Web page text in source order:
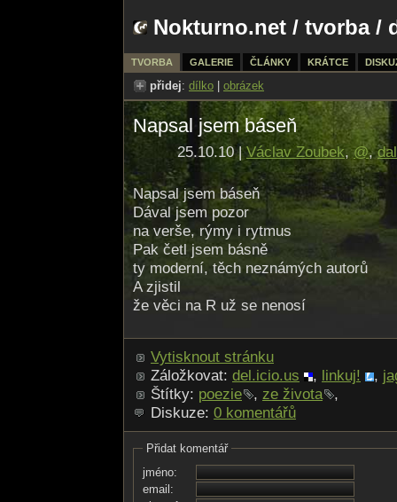
Nokturno.net / tvorba/
TVORBA GALERIE ČLÁNKY KRÁTCE
přidej: dílko obrázek
Napsal jsem báseň
25.10.10 |Václav Zoubek,@,
Napsal jsem báseň
Dával jsem pozor
na verše, rýmy i rytmus
Pak četl jsem básně
ty moderní, těch neznámých autorů
A zjistil
že věci na R už se nenosí
Vytisknout stránku
Záložkovat: del.icio.us , linkuj! ,
Štítky: poezie , ze života
,
Diskuze: 0 komentářů
Přidat komentář
jméno:
email: